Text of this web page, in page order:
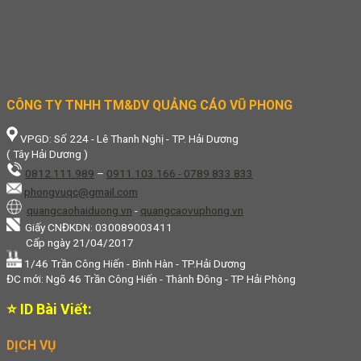
CÔNG TY TNHH TM&DV QUẢNG CÁO VŨ PHONG
VPGD: Số 224 - Lê Thanh Nghị - TP. Hải Dương
( Tây Hải Dương )
0812.111.989 – 0911.103.166 - 0789 833 833
phongvuqc@gmail.com
quangcaohaiduong.vn - quangcaovuphong.vn
Giấy CNĐKDN: 030089003411
Cấp ngày 21/04/2017
1/46 Trần Công Hiến - Bình Hàn - TP.Hải Dương
ĐC mới: Ngõ 46 Trần Công Hiến - Thành Đông - TP Hải Phòng
⭐ ID Bài Viết:
DỊCH VỤ